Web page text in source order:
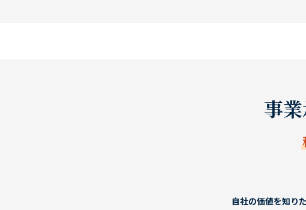
事
自社の価値を知り